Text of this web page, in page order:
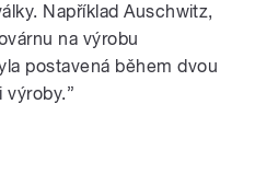
Například Auschwitz,
na výrobu
postavená během dvou
výroby.”